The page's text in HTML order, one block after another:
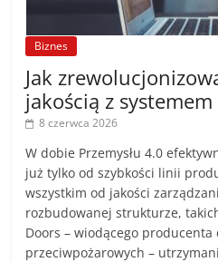
Biznes
Jak
jakością z
8 czerwca 2026
W dobie Przemysłu 4.0
już tylko od szybkości linii
wszystkim od jakości
rozbudowanej strukturze,
Doors – wiodącego
przeciwpożarowych –